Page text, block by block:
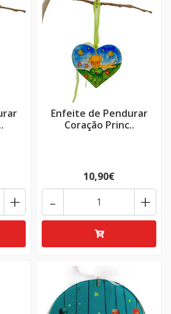
+
Enfeite de Pendurar
Coração Princ..
10,90€
+
-